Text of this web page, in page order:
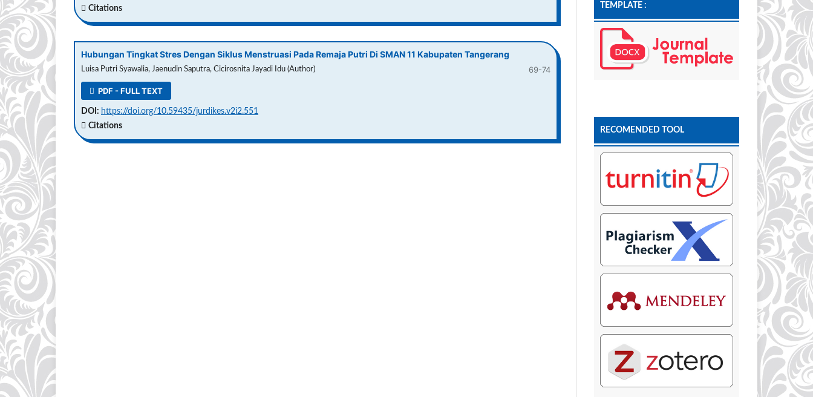
Citations
Hubungan Tingkat Stres Dengan Siklus Menstruasi Pada Remaja Putri Di SMAN 11 Kabupaten Tangerang
Luisa Putri Syawalia, Jaenudin Saputra, Cicirosnita Jayadi Idu (Author) 69-74
PDF - FULL TEXT
DOI: https://doi.org/10.59435/jurdikes.v2i2.551
Citations
TEMPLATE :
RECOMENDED TOOL